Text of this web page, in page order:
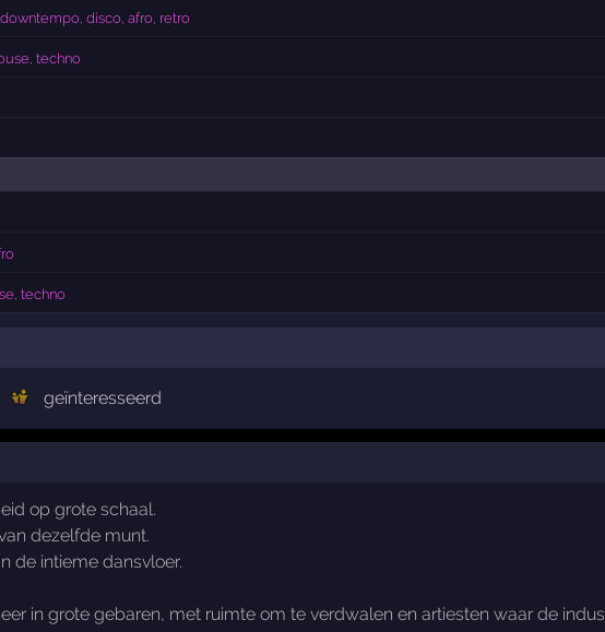
disco, afro, retro
techno
techno
geïnteresseerd
op grote schaal.
dezelfde munt.
de intieme dansvloer.
in grote gebaren, met ruimte om te verdwalen en artiesten waar de